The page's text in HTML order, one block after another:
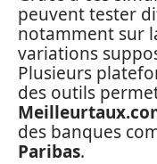
peuvent tester
notamment sur
variations
Plusieurs
des outils
des banques
Paribas.